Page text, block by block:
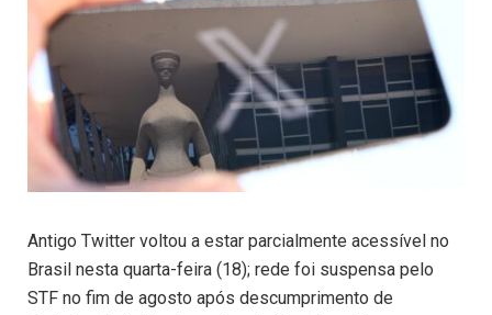
Antigo Twitter voltou a estar parcialmente acessível no
Brasil nesta quarta-feira (18); rede foi suspensa pelo
STF no fim de agosto após descumprimento de